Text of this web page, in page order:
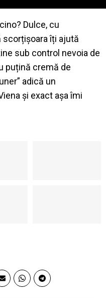
Dulce, cu
scorțișoara îți ajută
sub control nevoia de
puțină cremă de
adică un
și exact așa îmi